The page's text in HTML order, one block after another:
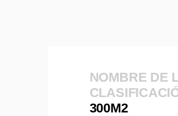
NOMBRE DE
300M2